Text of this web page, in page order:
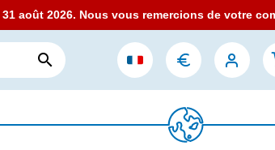
août 2026. Nous vous remercions de votre
